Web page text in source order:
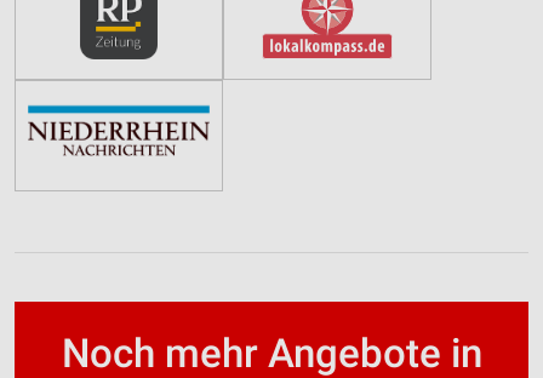
Noch mehr Angebote in